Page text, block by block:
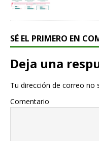
SÉ EL PRIMERO EN
Deja una
Tu dirección de correo no
Comentario